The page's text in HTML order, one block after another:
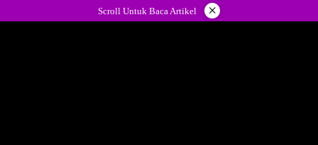
ke
Scroll Untuk Baca Artikel ×